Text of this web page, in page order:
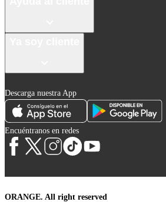
Descarga nuestra App
Encuéntranos en redes
ORANGE. All right reserved